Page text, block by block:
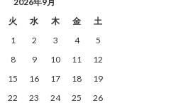
火 水 木 金
土
1
2 3 4
5
8 9 10 11
12
15 16 17 18
19
22 23 24 25 26